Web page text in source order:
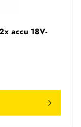
accu 18V-